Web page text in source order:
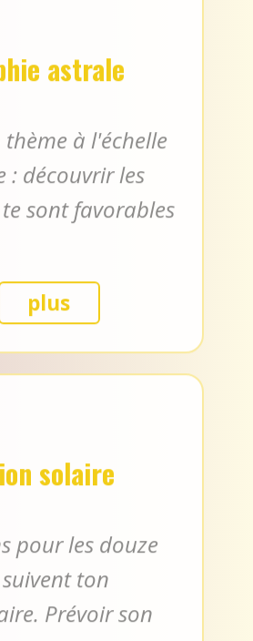
: découvrir les
sont favorables
plus
ton
Prévoir son